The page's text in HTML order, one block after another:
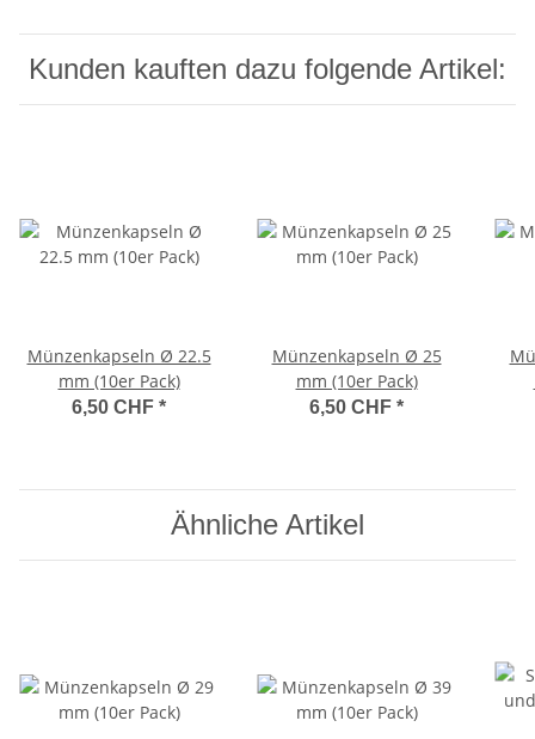
Kunden kauften dazu folgende Artikel:
Münzenkapseln Ø 22.5
mm (10er Pack)
6,50 CHF *
Münzenkapseln Ø 25
mm (10er Pack)
6,50 CHF *
Ähnliche Artikel